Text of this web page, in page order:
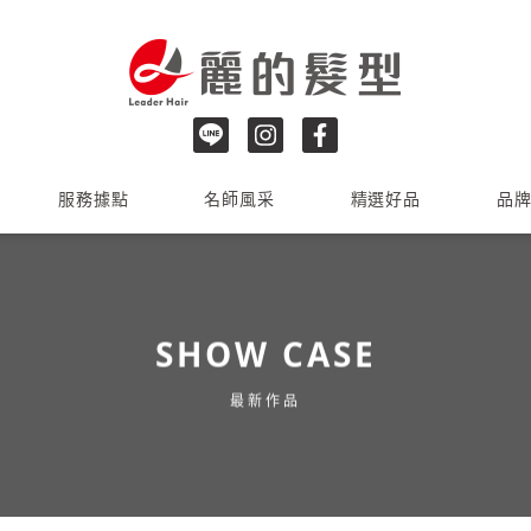
服務據點 名師風采 精選好品 品
SHOW CASE
最新作品